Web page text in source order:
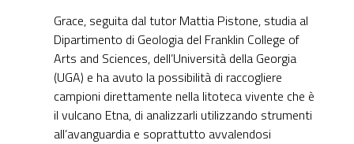
Grace, seguita dal tutor Mattia Pistone, studia al
Dipartimento di Geologia del Franklin College of
Arts and Sciences, dell’Università della Georgia
(UGA) e ha avuto la possibilità di raccogliere
campioni direttamente nella litoteca vivente che è
il vulcano Etna, di analizzarli utilizzando strumenti
all’avanguardia e soprattutto avvalendosi